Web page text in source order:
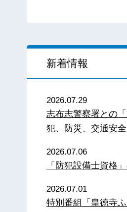
新着情報
2026.07.29
志布志警察署との
犯、防災、交通安
2026.07.06
「防犯設備士資格
2026.07.01
特別番組「皇徳寺